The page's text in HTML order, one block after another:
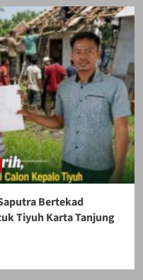
Bertekad
Tiyuh Karta Tanjung